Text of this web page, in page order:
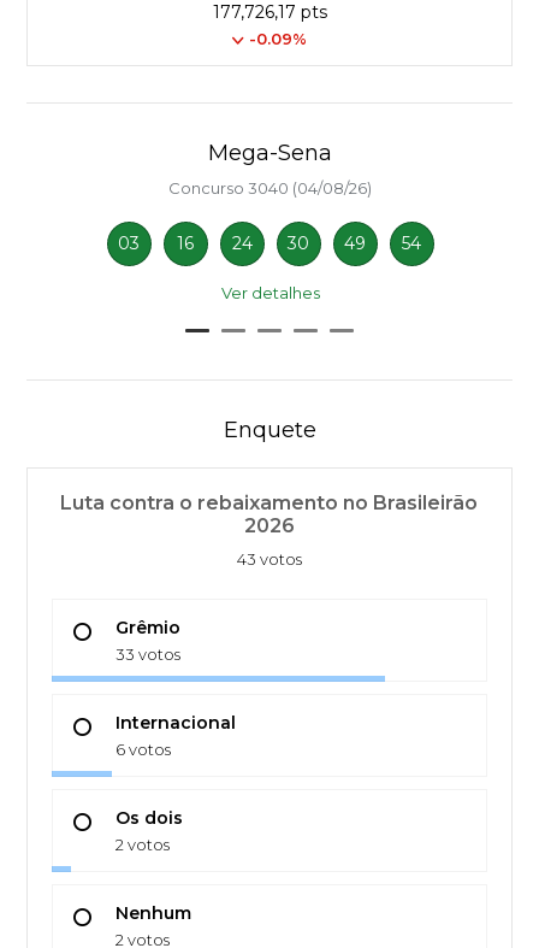
177,726,17 pts
-0.09%
Mega-Sena
Concurso 3040 (04/08/26)
03 16 24 30 49 54
Ver detalhes
Enquete
Luta contra o rebaixamento no Brasileirão
2026
43 votos
Grêmio
33 votos
Internacional
6 votos
Os dois
2 votos
Nenhum
2 votos